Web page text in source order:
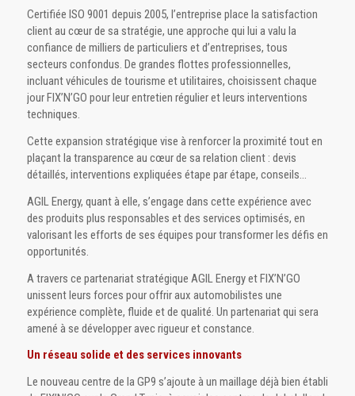
Certifiée ISO 9001 depuis 2005, l’entreprise place la satisfaction
client au cœur de sa stratégie, une approche qui lui a valu la
confiance de milliers de particuliers et d’entreprises, tous
secteurs confondus. De grandes flottes professionnelles,
incluant véhicules de tourisme et utilitaires, choisissent chaque
jour FIX’N’GO pour leur entretien régulier et leurs interventions
techniques.
Cette expansion stratégique vise à renforcer la proximité tout en
plaçant la transparence au cœur de sa relation client : devis
détaillés, interventions expliquées étape par étape, conseils…
AGIL Energy, quant à elle, s’engage dans cette expérience avec
des produits plus responsables et des services optimisés, en
valorisant les efforts de ses équipes pour transformer les défis en
opportunités.
A travers ce partenariat stratégique AGIL Energy et FIX’N’GO
unissent leurs forces pour offrir aux automobilistes une
expérience complète, fluide et de qualité. Un partenariat qui sera
amené à se développer avec rigueur et constance.
Un réseau solide et des services innovants
Le nouveau centre de la GP9 s’ajoute à un maillage déjà bien établi